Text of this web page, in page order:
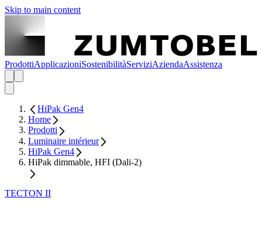
Skip to main content
ProdottiApplicazioniSostenibilitàServiziAziendaAssistenza
HiPak Gen4
Home
Prodotti
Luminaire intérieur
HiPak Gen4
HiPak dimmable, HFI (Dali-2)
TECTON II